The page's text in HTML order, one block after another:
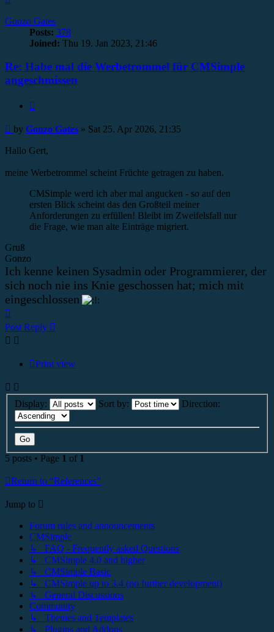
Gonzo Gates
Posts: 378
Joined: Thu 19. Jan 2023, 21:46
Re: Habe mal die Werbetrommel für CMSimple
angeschmissen
Post
by Gonzo Gates » Sat 25. Apr 2026, 21:35
Hallo Gert,
meine Werbetrommel scheint Früchte getragen zu haben.
CMSimple werd ich aber mal angucken - so auf den
ersten Blick scheint das den Großteil meiner
Anforderungen zu erfüllen! Bleibt im Zweifelsfall nur
die Frage, wie man alte Einträge migriert.
Gruß
Gonzo
Ich kenne keinen Sysadmin oder Programmierer, der
sich noch nie ins Knie geschossen hat; mich mit
eingeschlossen
Post Reply
Print view
Display: Sort by: Direction:
5 posts • Page 1 of 1
Return to “References”
Jump to
Forum rules and announcements
CMSimple
↳ FAQ - Frequently asked Questions
↳ CMSimple 4.0 and higher
↳ CMSimple Basic
↳ CMSimple up to 3.4 (no further development)
↳ General Discussions
Community
↳ Themes and Templates
↳ Plugins and Addons